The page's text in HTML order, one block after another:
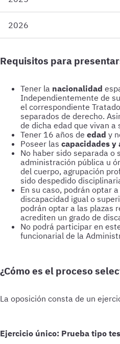
2026
Requisitos para
Tener la nacionalidad
Independientemente de
el correspondiente
separados de derecho.
de dicha edad que vivan a
Tener 16 años de edad y
Poseer las capacidades
No haber sido separada
administración pública u
del cuerpo, agrupación
sido despedido
En su caso, podrán optar
discapacidad igual o
podrán optar a las plazas
acrediten un grado de
No podrá participar en
funcionarial de la
¿Cómo es el proceso
La oposición consta de un
Ejercicio único: Prueba tipo